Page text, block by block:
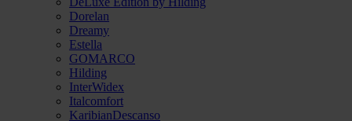
Dorelan
Dreamy
Estella
GOMARCO
Hilding
InterWidex
Italcomfort
KaribianDescanso